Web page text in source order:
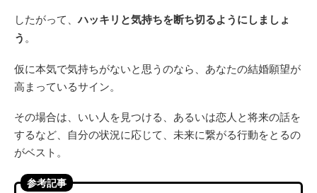
したがって、ハッキリと気持ちを断ち切るようにしましょ
う 。
仮に本気で気持ちがないと思うのなら、あなたの結婚願望が
高まっているサイン。
その場合は、いい人を見つける、あるいは恋人と将来の話を
するなど、自分の状況に応じて、未来に繋がる行動をとるの
がベスト。
参考記事